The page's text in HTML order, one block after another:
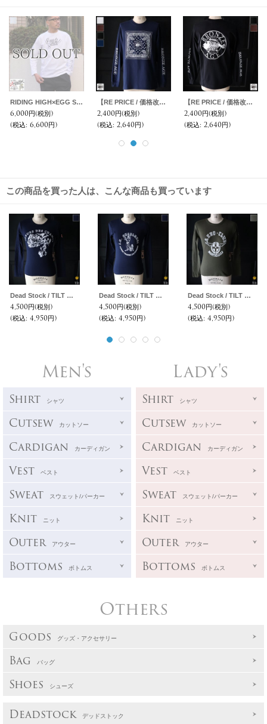
RIDING HIGH×EGG SNDWCH LABEL/ PRINT L/S TEE（HOLIDAY）
6,000円(税別)
(税込: 6,600円)
【RE PRICE / 価格改定】BRONZE AGE（ブロンズエイジ）16/-天竺 プリント L/S TEE/ Audience
2,400円(税別)
(税込: 2,640円)
【RE PRICE / 価格改定】BRONZE AGE（ブロンズエイジ）16/-天竺 プリント L/S TEE/ Audience
2,400円(税別)
(税込: 2,640円)
この商品を買った人は、こんな商品も買っています
Dead Stock / TILT フルール・デ・シャン プリント ロングスリーブ TEE
4,500円(税別)
(税込: 4,950円)
Dead Stock / TILT トレーニング プリント ロングスリーブ TEE
4,500円(税別)
(税込: 4,950円)
Dead Stock / TILT モンベリアール プリント ロングスリーブ TEE
4,500円(税別)
(税込: 4,950円)
Men's
Shirt シャツ
Cutsew カットソー
Cardigan カーディガン
Vest ベスト
Sweat スウェット/パーカー
Knit ニット
Outer アウター
Bottoms ボトムス
Lady's
Shirt シャツ
Cutsew カットソー
Cardigan カーディガン
Vest ベスト
Sweat スウェット/パーカー
Knit ニット
Outer アウター
Bottoms ボトムス
Others
Goods グッズ・アクセサリー
Bag バッグ
Shoes シューズ
Deadstock デッドストック